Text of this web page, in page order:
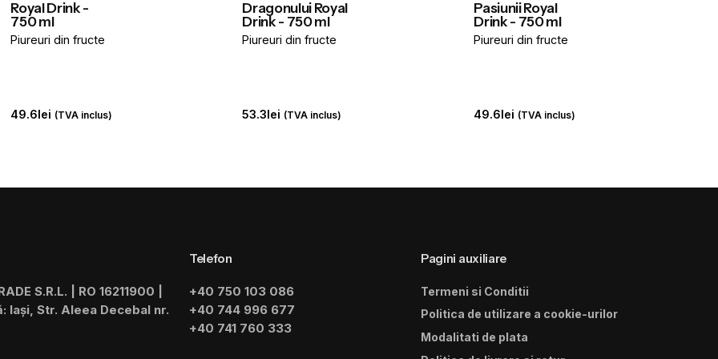
Royal Drink -
750 ml
Piureuri din fructe
49.6lei (TVA inclus)
Dragonului Royal
Drink - 750 ml
Piureuri din fructe
53.3lei (TVA inclus)
Pasiunii Royal
Drink - 750 ml
Piureuri din fructe
49.6lei (TVA inclus)
S.R.L. | RO 16211900 |
Iași, Str. Aleea Decebal nr.
Telefon
+40 750 103 086
+40 744 996 677
+40 741 760 333
Pagini auxiliare
Termeni si Conditii
Politica de utilizare a cookie-urilor
Modalitati de plata